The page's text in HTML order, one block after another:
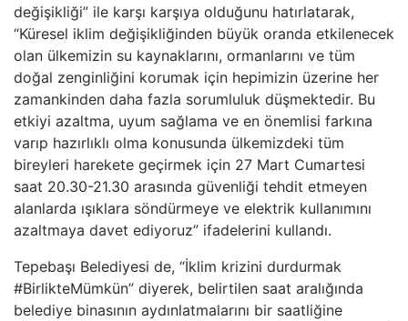
değişikliği” ile karşı karşıya olduğunu hatırlatarak,
“Küresel iklim değişikliğinden büyük oranda etkilenecek
olan ülkemizin su kaynaklarını, ormanlarını ve tüm
doğal zenginliğini korumak için hepimizin üzerine her
zamankinden daha fazla sorumluluk düşmektedir. Bu
etkiyi azaltma, uyum sağlama ve en önemlisi farkına
varıp hazırlıklı olma konusunda ülkemizdeki tüm
bireyleri harekete geçirmek için 27 Mart Cumartesi
saat 20.30-21.30 arasında güvenliği tehdit etmeyen
alanlarda ışıklara söndürmeye ve elektrik kullanımını
azaltmaya davet ediyoruz” ifadelerini kullandı.
Tepebaşı Belediyesi de, “İklim krizini durdurmak
#BirlikteMümkün” diyerek, belirtilen saat aralığında
belediye binasının aydınlatmalarını bir saatliğine